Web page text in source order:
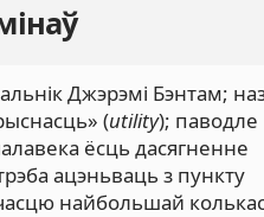
Джэрэмі Бэнтам;
(utility); паводле
ёсць дасягненне
ацэньваць з пункту
найбольшай